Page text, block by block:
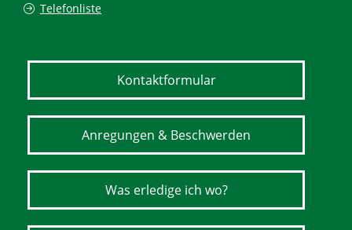
Telefonliste
Kontaktformular
Anregungen & Beschwerden
Was erledige ich wo?